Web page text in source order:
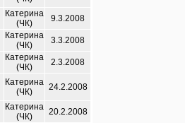
Катерина
(ЧК)
9.3.2008
Катерина
(ЧК)
3.3.2008
Катерина
(ЧК)
2.3.2008
Катерина
(ЧК)
24.2.2008
Катерина
(ЧК)
20.2.2008